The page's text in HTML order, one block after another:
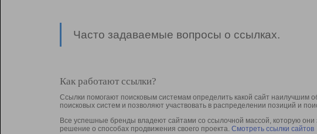
Часто задаваемые вопросы о ссылках.
Как работают ссылки?
Ссылки помогают поисковым системам определить какой сайт наилучшим
поисковых систем и позволяют участвовать в раcпределении позиций и
Все успешные бренды владеют сайтами со ссылочной массой, которую
решение о способах продвижения своего проекта. Смотреть ссылки сайтов